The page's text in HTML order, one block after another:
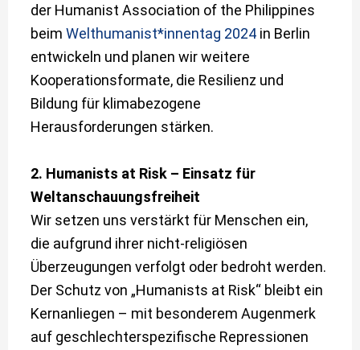
der Humanist Association of the Philippines
beim Welthumanist*innentag 2024in Berlin
entwickeln und planen wir weitere
Kooperationsformate, die Resilienz und
Bildung für klimabezogene
Herausforderungen stärken.
2. Humanists at Risk – Einsatz für
Weltanschauungsfreiheit
Wir setzen uns verstärkt für Menschen ein,
die aufgrund ihrer nicht-religiösen
Überzeugungen verfolgt oder bedroht werden.
Der Schutz von „Humanists at Risk“ bleibt ein
Kernanliegen – mit besonderem Augenmerk
auf geschlechterspezifische Repressionen